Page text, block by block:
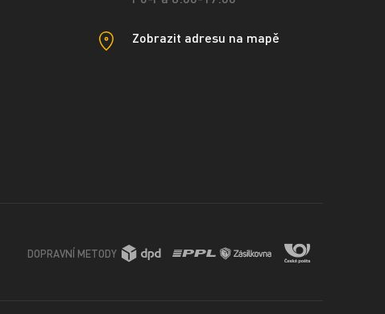
Zobrazit adresu na mapě
DOPRAVNÍ METODY